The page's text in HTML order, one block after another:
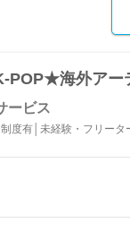
POP★海外アー
ービス
度有│未経験・フリータ